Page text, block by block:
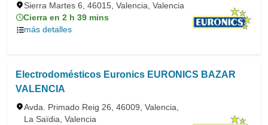
Sierra Martes 6, 46015, Valencia, Valencia
Cierra en 2 h 39 mins
más detalles
Electrodomésticos Euronics EURONICS BAZAR
VALENCIA
Avda. Primado Reig 26, 46009, Valencia,
La Saïdia, Valencia